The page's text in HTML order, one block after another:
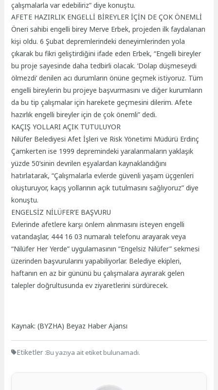
çalışmalarla var edebiliriz” diye konuştu.
AFETE HAZIRLIK ENGELLİ BİREYLER İÇİN DE ÇOK ÖNEMLİ
Öneri sahibi engelli birey Merve Erbek, projeden ilk faydalanan
kişi oldu. 6 Şubat depremlerindeki deneyimlerinden yola
çıkarak bu fikri geliştirdiğini ifade eden Erbek, “Engelli bireyler
bu proje sayesinde daha tedbirli olacak. ‘Dolap düşmeseydi
ölmezdi’ denilen acı durumların önüne geçmek istiyoruz. Tüm
engelli bireylerin bu projeye başvurmasını ve diğer kurumların
da bu tip çalışmalar için harekete geçmesini dilerim. Afete
hazırlık engelli bireyler için de çok önemli” dedi.
KAÇIŞ YOLLARI AÇIK TUTULUYOR
Nilüfer Belediyesi Afet İşleri ve Risk Yönetimi Müdürü Erdinç
Çamkerten ise 1999 depremindeki yaralanmaların yaklaşık
yüzde 50’sinin devrilen eşyalardan kaynaklandığını
hatırlatarak, “Çalışmalarla evlerde güvenli yaşam üçgenleri
oluşturuyor, kaçış yollarının açık tutulmasını sağlıyoruz” diye
konuştu.
ENGELSİZ NİLÜFER’E BAŞVURU
Evlerinde afetlere karşı önlem alınmasını isteyen engelli
vatandaşlar, 444 16 03 numaralı telefonu arayarak veya
“Nilüfer Her Yerde” uygulamasının “Engelsiz Nilüfer” sekmesi
üzerinden başvurularını yapabiliyorlar. Belediye ekipleri,
haftanın en az bir gününü bu çalışmalara ayırarak gelen
talepler doğrultusunda ev ziyaretlerini sürdürecek.
Kaynak: (BYZHA) Beyaz Haber Ajansı
Etiketler :Bu yazıya ait etiket bulunamadı.